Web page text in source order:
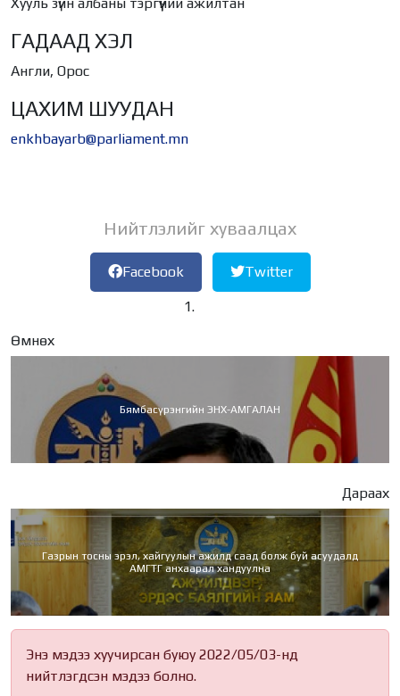
ГАДААД ХЭЛ
Англи, Орос
ЦАХИМ ШУУДАН
enkhbayarb@parliament.mn
Нийтлэлийг хуваалцах
Facebook Twitter
Өмнөх
Бямбасүрэнгийн ЭНХ-АМГАЛАН
Дараах
Газрын тосны эрэл, хайгуулын ажилд саад болж буй асуудалд
АМГТГ анхаарал хандуулна
Энэ мэдээ хуучирсан буюу 2022/05/03-нд
нийтлэгдсэн мэдээ болно.